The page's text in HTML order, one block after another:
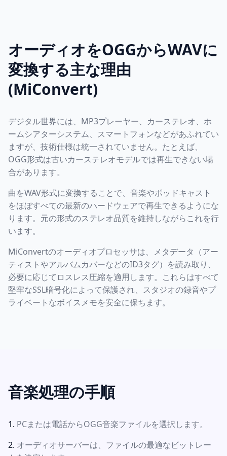
オーディオをOGGからWAVに
変換する主な理由
(MiConvert)
デジタル世界には、MP3プレーヤー、カーステレオ、ホ
ームシアターシステム、スマートフォンなどがあふれてい
ますが、技術仕様は統一されていません。たとえば、
OGG形式は古いカーステレオモデルでは再生できない場
合があります。
曲をWAV形式に変換することで、音楽やポッドキャスト
をほぼすべての最新のハードウェアで再生できるようにな
ります。元の形式のステレオ品質を維持しながらこれを行
います。
MiConvertのオーディオプロセッサは、メタデータ（アー
ティストやアルバムカバーなどのID3タグ）を読み取り、
必要に応じてロスレス圧縮を適用します。これらはすべて
堅牢なSSL暗号化によって保護され、スタジオの録音やプ
ライベートなボイスメモを安全に保ちます。
音楽処理の手順
PCまたは電話からOGG音楽ファイルを選択します。
オーディオサーバーは、ファイルの最適なビットレー